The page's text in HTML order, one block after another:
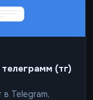
(тг)
Telegram,